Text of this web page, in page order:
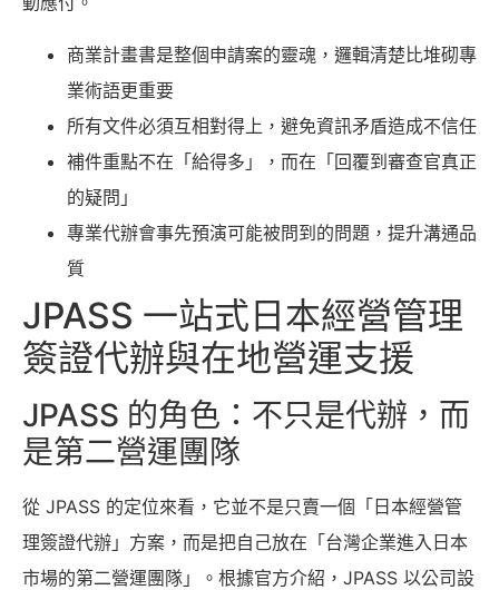
商業計畫書是整個申請案的靈魂，邏輯清楚比堆砌專
業術語更重要
所有文件必須互相對得上，避免資訊矛盾造成不信任
補件重點不在「給得多」，而在「回覆到審查官真正
的疑問」
專業代辦會事先預演可能被問到的問題，提升溝通品
質
JPASS 一站式日本經營管理
簽證代辦與在地營運支援
JPASS 的角色：不只是代辦，而
是第二營運團隊
從 JPASS 的定位來看，它並不是只賣一個「日本經營管
理簽證代辦」方案，而是把自己放在「台灣企業進入日本
市場的第二營運團隊」。根據官方介紹，JPASS 以公司設